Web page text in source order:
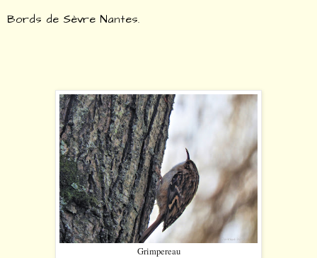
Bords de Sèvre Nantes.
Grimpereau